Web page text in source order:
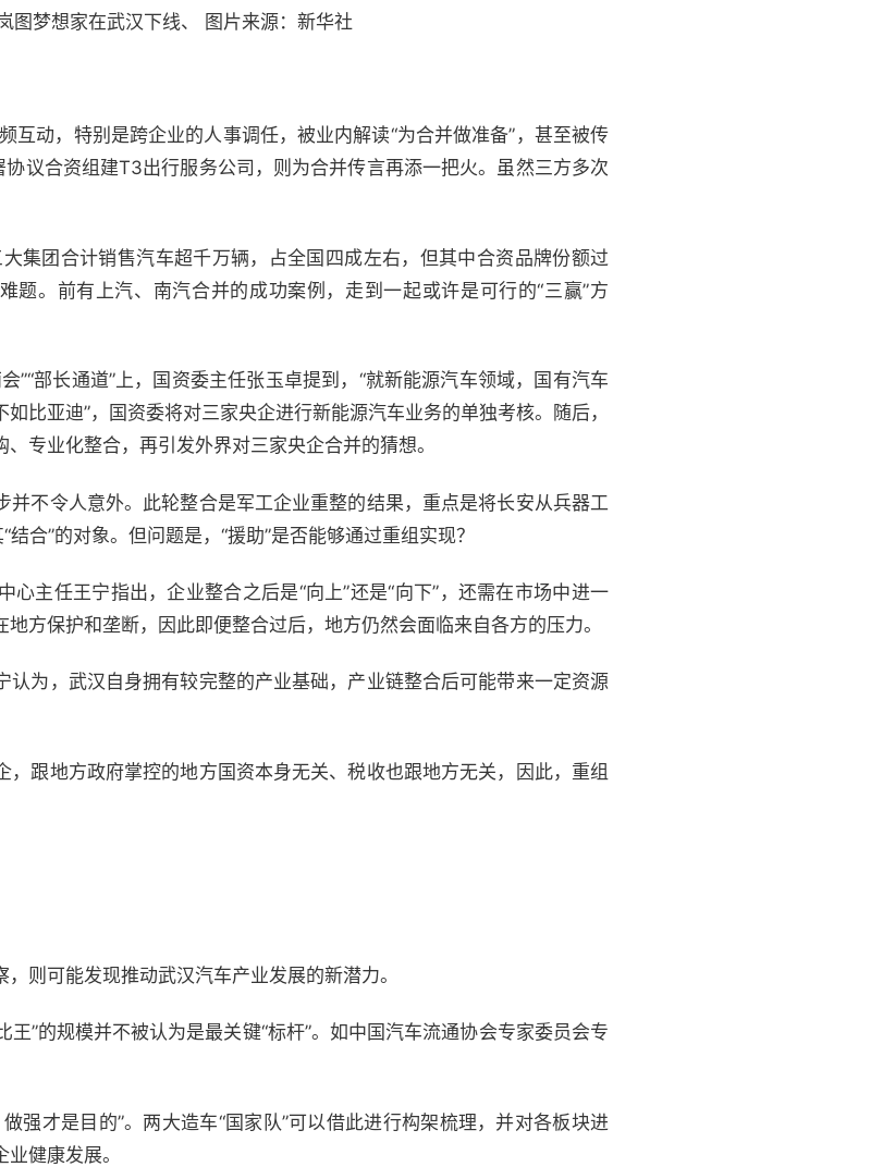
梦想家在武汉下线、 图片来源：新华社
互动，特别是跨企业的人事调任，被业内解读“为合并做准备”，甚至被传
协议合资组建T3出行服务公司，则为合并传言再添一把火。虽然三方多次
集团合计销售汽车超千万辆，占全国四成左右，但其中合资品牌份额过
题。前有上汽、南汽合并的成功案例，走到一起或许是可行的“三赢”方
”“部长通道”上，国资委主任张玉卓提到，“就新能源汽车领域，国有汽车
比亚迪”，国资委将对三家央企进行新能源汽车业务的单独考核。随后，
专业化整合，再引发外界对三家央企合并的猜想。
并不令人意外。此轮整合是军工企业重整的结果，重点是将长安从兵器工
合”的对象。但问题是，“援助”是否能够通过重组实现？
心主任王宁指出，企业整合之后是“向上”还是“向下”，还需在市场中进一
方保护和垄断，因此即便整合过后，地方仍然会面临来自各方的压力。
认为，武汉自身拥有较完整的产业基础，产业链整合后可能带来一定资源
跟地方政府掌控的地方国资本身无关、税收也跟地方无关，因此，重组
则可能发现推动武汉汽车产业发展的新潜力。
王”的规模并不被认为是最关键“标杆”。如中国汽车流通协会专家委员会专
强才是目的”。两大造车“国家队”可以借此进行构架梳理，并对各板块进
健康发展。